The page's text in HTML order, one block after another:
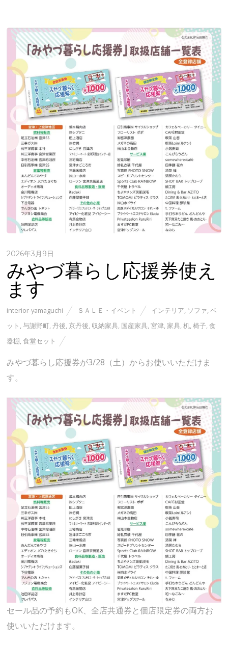
2026年3月9日
みやづ暮らし応援券使え
ます
interior-yamaguchi ＳＡＬＥ・イベント インテリア, ソファ,ベ
ット ,与謝野町,丹後,京丹後, 収納家具, 国産家具,宮津,家具,机,椅子,食
器棚,食堂セット
みやづ暮らし応援券が3/28（土）からお使いいただけま
す。
セール品の予約もOK、全店共通券と個店限定券の両方お
使いいただけます。